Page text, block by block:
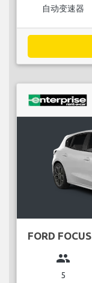
自动变速器
FORD FOCUS
group
5